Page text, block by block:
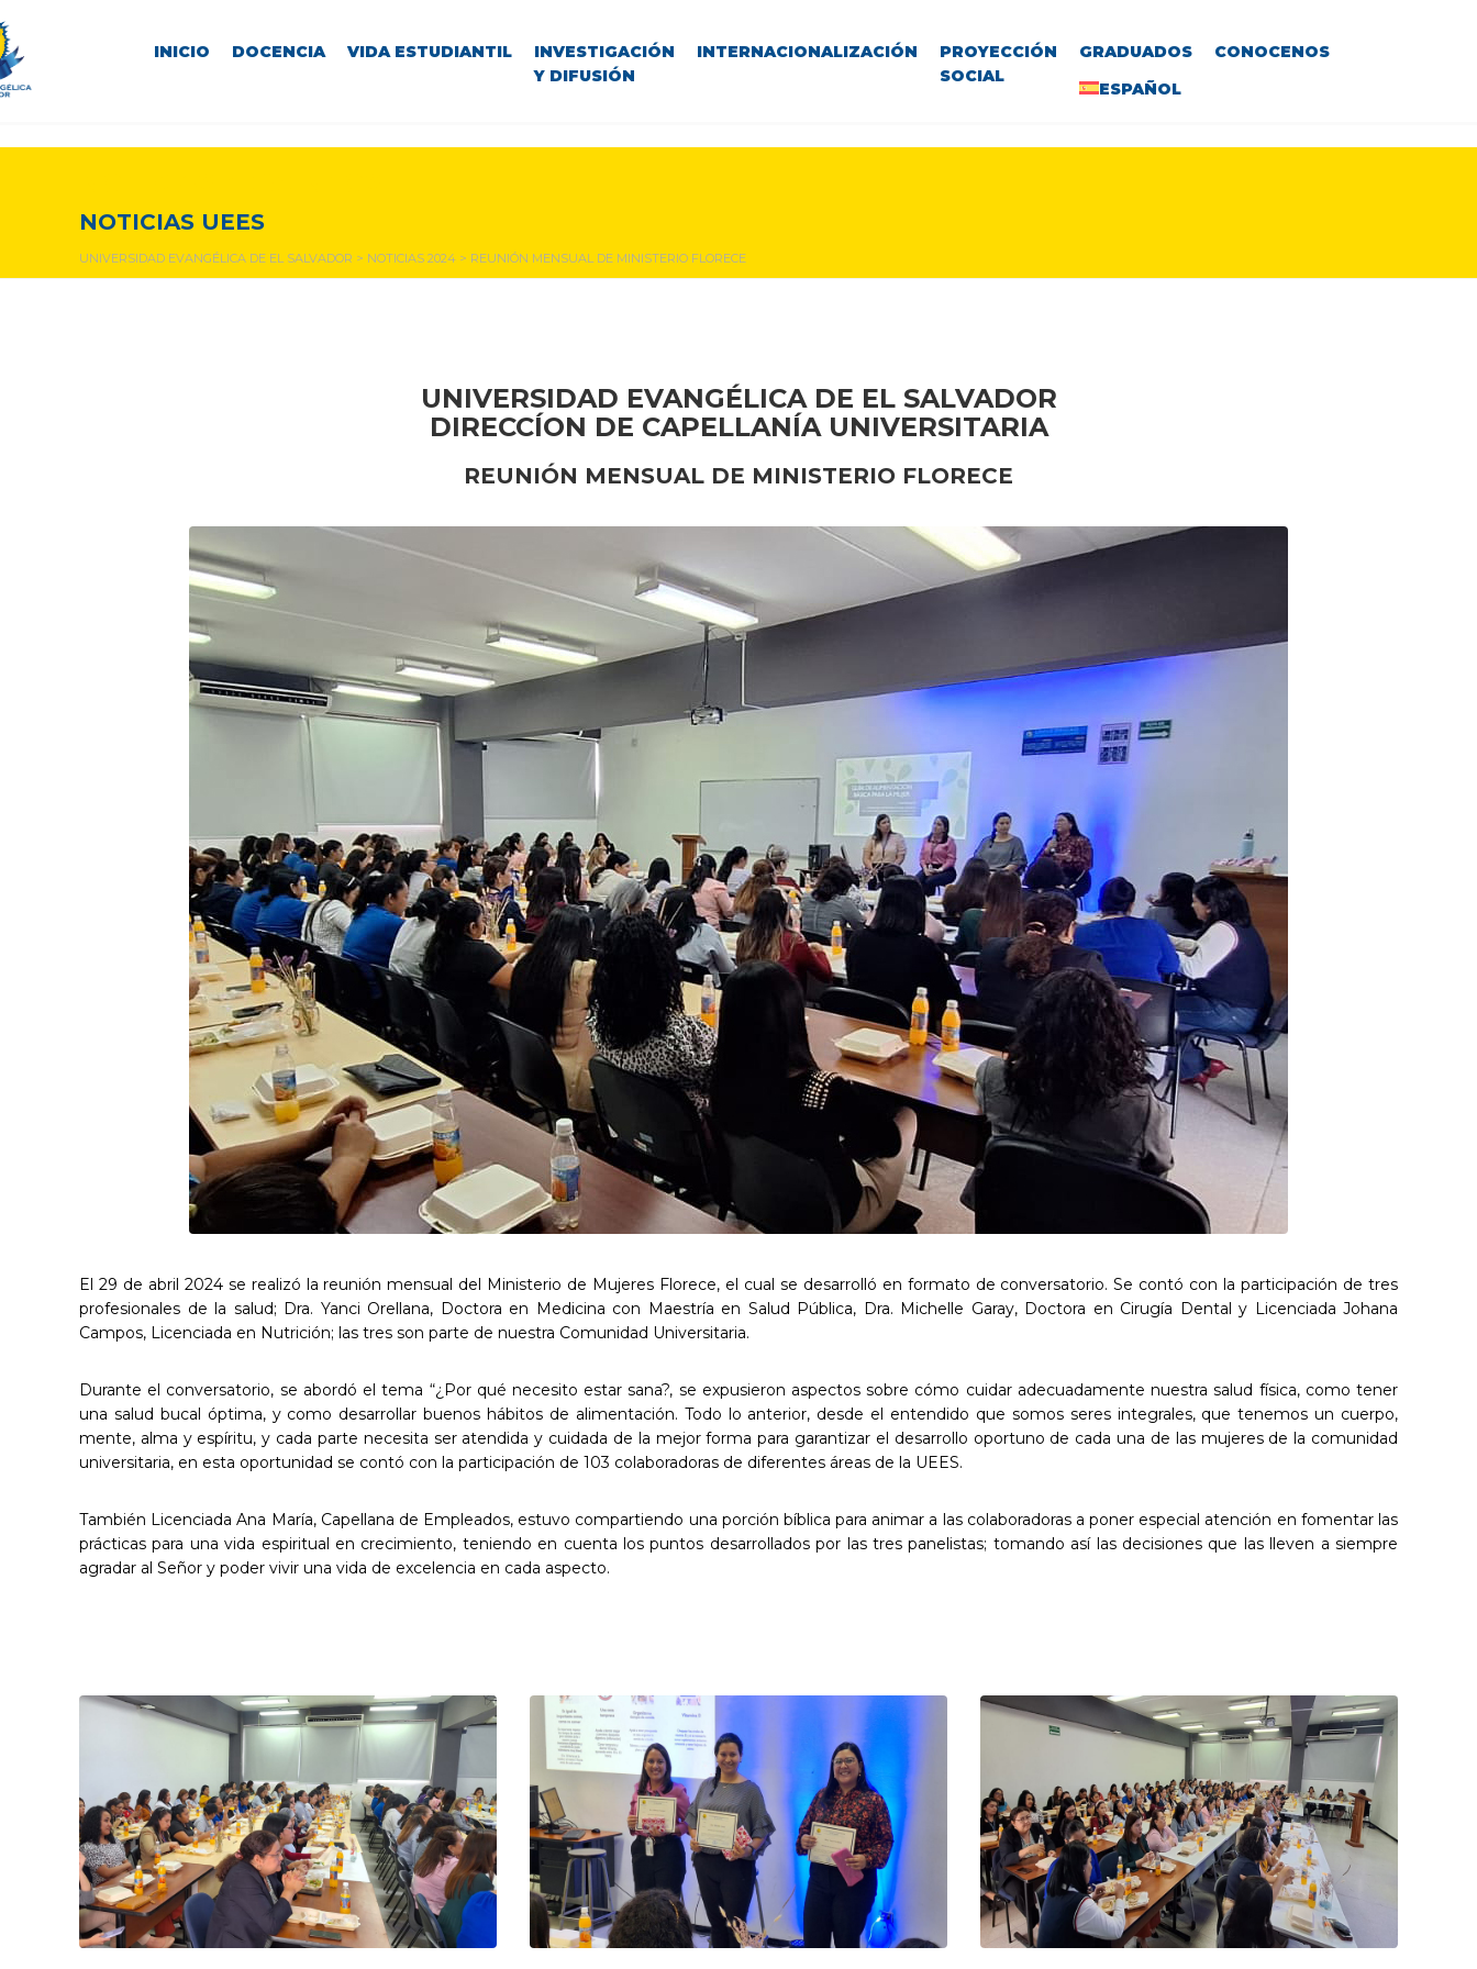
INICIO DOCENCIA VIDA ESTUDIANTIL
INVESTIGACIÓN
Y DIFUSIÓN
INTERNACIONALIZACIÓN
PROYECCIÓN
SOCIAL
GRADUADOS
CONOCENOS
ESPAÑOL
NOTICIAS UEES
UNIVERSIDAD EVANGÉLICA DE EL SALVADOR > NOTICIAS 2024 > REUNIÓN MENSUAL DE MINISTERIO FLORECE
UNIVERSIDAD EVANGÉLICA DE EL SALVADOR
DIRECCÍON DE CAPELLANÍA UNIVERSITARIA
REUNIÓN MENSUAL DE MINISTERIO FLORECE
El 29 de abril 2024 se realizó la reunión mensual del Ministerio de Mujeres Florece, el cual se desarrolló en formato de conversatorio. Se contó con la participación de tres
profesionales de la salud; Dra. Yanci Orellana, Doctora en Medicina con Maestría en Salud Pública, Dra. Michelle Garay, Doctora en Cirugía Dental y Licenciada Johana
Campos, Licenciada en Nutrición; las tres son parte de nuestra Comunidad Universitaria.
Durante el conversatorio, se abordó el tema “¿Por qué necesito estar sana?, se expusieron aspectos sobre cómo cuidar adecuadamente nuestra salud física, como tener
una salud bucal óptima, y como desarrollar buenos hábitos de alimentación. Todo lo anterior, desde el entendido que somos seres integrales, que tenemos un cuerpo,
mente, alma y espíritu, y cada parte necesita ser atendida y cuidada de la mejor forma para garantizar el desarrollo oportuno de cada una de las mujeres de la comunidad
universitaria, en esta oportunidad se contó con la participación de 103 colaboradoras de diferentes áreas de la UEES.
También Licenciada Ana María, Capellana de Empleados, estuvo compartiendo una porción bíblica para animar a las colaboradoras a poner especial atención en fomentar las
prácticas para una vida espiritual en crecimiento, teniendo en cuenta los puntos desarrollados por las tres panelistas; tomando así las decisiones que las lleven a siempre
agradar al Señor y poder vivir una vida de excelencia en cada aspecto.